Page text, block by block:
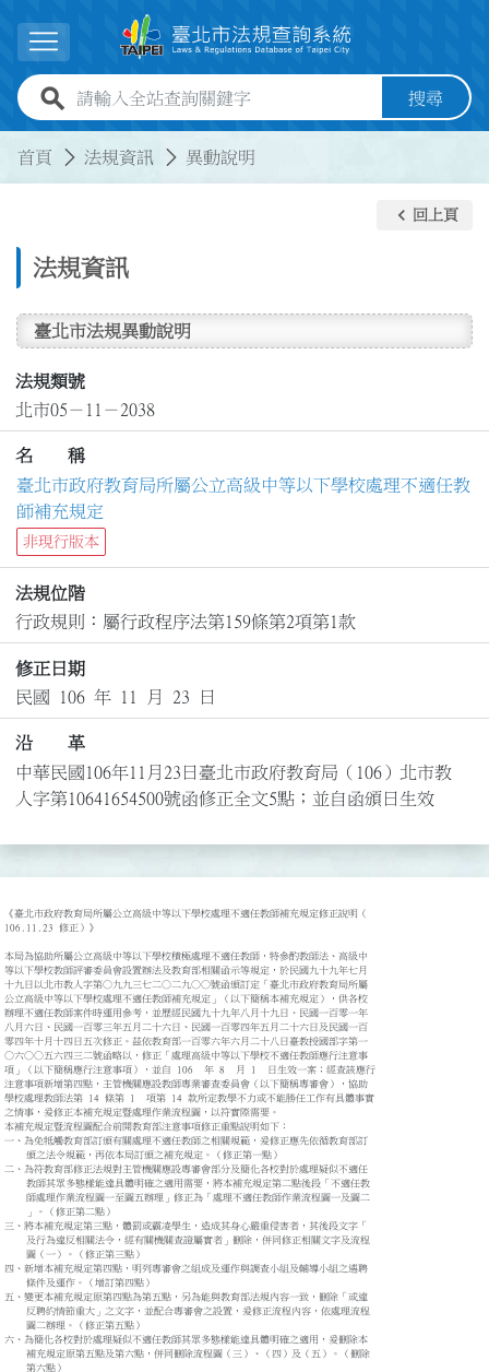
展開選單
全站查詢關鍵字欄位 搜尋
首頁 法規資訊 異動說明
法規資訊
keyboard_arrow_left 回上頁
臺北市法規異動說明
法規類號
北市05－11－2038
名 稱
臺北市政府教育局所屬公立高級中等以下學校處理不適任教
師補充規定
非現行版本
法規位階
行政規則：屬行政程序法第159條第2項第1款
修正日期
民國 106 年 11 月 23 日
沿 革
中華民國106年11月23日臺北市政府教育局（106）北市教
人字第10641654500號函修正全文5點；並自函頒日生效
《臺北市政府教育局所屬公立高級中等以下學校處理不適任教師補充規定修正說明（
106.11.23 修正）》
本局為協助所屬公立高級中等以下學校積極處理不適任教師，特參酌教師法、高級中
等以下學校教師評審委員會設置辦法及教育部相關函示等規定，於民國九十九年七月
十九日以北市教人字第○九九三七二○二九○○號函頒訂定「臺北市政府教育局所屬
公立高級中等以下學校處理不適任教師補充規定」（以下簡稱本補充規定），供各校
辦理不適任教師案件時運用參考，並歷經民國九十九年八月十九日、民國一百零一年
八月六日、民國一百零三年五月二十六日、民國一百零四年五月二十六日及民國一百
零四年十月十四日五次修正。茲依教育部一百零六年六月二十八日臺教授國部字第一
○六○○五六四三二號函略以，修正「處理高級中等以下學校不適任教師應行注意事
項」（以下簡稱應行注意事項），並自 106  年 8  月 1  日生效一案；經查該應行
注意事項新增第四點，主管機關應設教師專業審查委員會（以下簡稱專審會），協助
學校處理教師法第 14 條第 1  項第 14 款所定教學不力或不能勝任工作有具體事實
之情事，爰修正本補充規定暨處理作業流程圖，以符實際需要。
本補充規定暨流程圖配合前開教育部注意事項修正重點說明如下：
一、為免牴觸教育部訂頒有關處理不適任教師之相關規範，爰修正應先依循教育部訂
二、為符教育部修正法規對主管機關應設專審會部分及簡化各校對於處理疑似不適任
三、將本補充規定第三點，體罰或霸凌學生，造成其身心嚴重侵害者，其後段文字「
四、新增本補充規定第四點，明列專審會之組成及運作與調查小組及輔導小組之遴聘
五、變更本補充規定原第四點為第五點，另為能與教育部法規內容一致，刪除「或違
六、為簡化各校對於處理疑似不適任教師其眾多態樣能達具體明確之適用，爰刪除本
    第六點）